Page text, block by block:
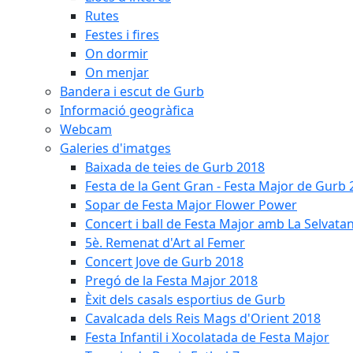
Rutes
Festes i fires
On dormir
On menjar
Bandera i escut de Gurb
Informació geogràfica
Webcam
Galeries d'imatges
Baixada de teies de Gurb 2018
Festa de la Gent Gran - Festa Major de Gurb
Sopar de Festa Major Flower Power
Concert i ball de Festa Major amb La
5è. Remenat d'Art al Femer
Concert Jove de Gurb 2018
Pregó de la Festa Major 2018
Èxit dels casals esportius de Gurb
Cavalcada dels Reis Mags d'Orient 2018
Festa Infantil i Xocolatada de Festa Major